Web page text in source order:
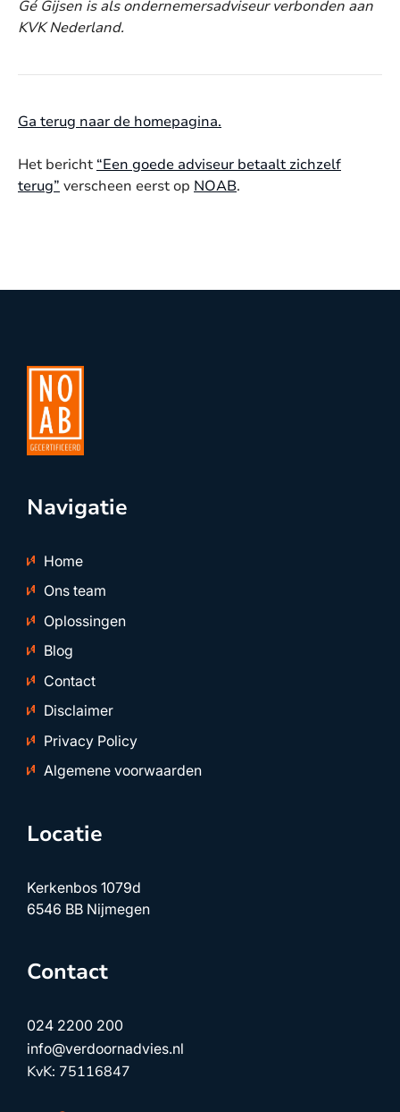
Gé Gijsen is als ondernemersadviseur verbonden aan
KVK Nederland.
Ga terug naar de homepagina.
Het bericht “Een goede adviseur betaalt zichzelf
terug” verscheen eerst op NOAB.
Navigatie
Home
Ons team
Oplossingen
Blog
Contact
Disclaimer
Privacy Policy
Algemene voorwaarden
Locatie
Kerkenbos 1079d
6546 BB Nijmegen
Contact
024 2200 200
info@verdoornadvies.nl
KvK: 75116847